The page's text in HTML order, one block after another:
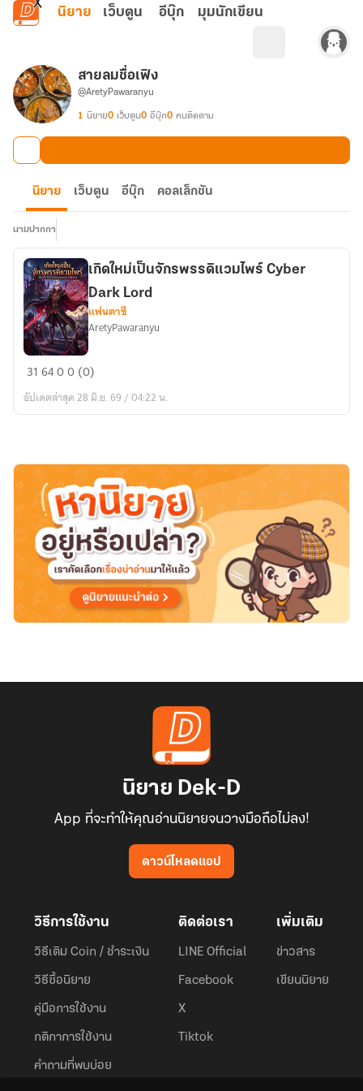
ข้ามไปยังเนื้อหาหลัก
นิยาย เว็บตูน อีบุ๊ก มุมนักเขียน
สายลมชื่อเฟิง
@AretyPawaranyu
1 นิยาย0 เว็บตูน0 อีบุ๊ก0 คนติดตาม
นิยาย เว็บตูน อีบุ๊ก คอลเล็กชัน
นามปากกา
เกิด
เป็น
Cyber
Dark
Lord
เกิดใหม่เป็นจักรพรรดิแวมไพร์ Cyber
Dark Lord
แฟนตาซี
AretyPawaranyu
316400 (0)
อัปเดตล่าสุด 28 มิ.ย. 69 / 04:22 น.
นิยาย Dek-D
App ที่จะทำให้คุณอ่านนิยายจนวางมือถือไม่ลง!
ดาวน์โหลดแอป
วิธีการใช้งาน
วิธีเติม Coin / ชำระเงิน
วิธีซื้อนิยาย
คู่มือการใช้งาน
กติกาการใช้งาน
คำถามที่พบบ่อย
ติดต่อเรา
LINE Official
Facebook
X
Tiktok
เพิ่มเติม
ข่าวสาร
เขียนนิยาย